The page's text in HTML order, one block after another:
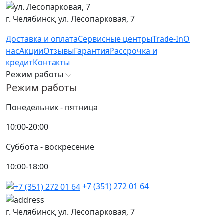
г. Челябинск, ул. Лесопарковая, 7
Доставка и оплатаСервисные центрыTrade-InО
насАкцииОтзывыГарантияРассрочка и
кредитКонтакты
Режим работы
Режим работы
Понедельник - пятница
10:00-20:00
Суббота - воскресение
10:00-18:00
+7 (351) 272 01 64
г. Челябинск, ул. Лесопарковая, 7